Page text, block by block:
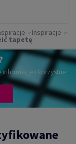
Inspiracje
tapetę
informacje i korzystne